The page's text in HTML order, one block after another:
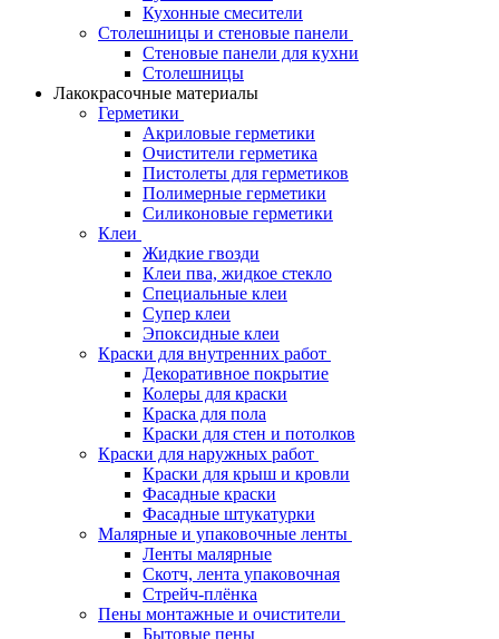
Кухонные смесители
Столешницы и стеновые панели
Стеновые панели для кухни
Столешницы
Лакокрасочные материалы
Герметики
Акриловые герметики
Очистители герметика
Пистолеты для герметиков
Полимерные герметики
Силиконовые герметики
Клеи
Жидкие гвозди
Клеи пва, жидкое стекло
Специальные клеи
Супер клеи
Эпоксидные клеи
Краски для внутренних работ
Декоративное покрытие
Колеры для краски
Краска для пола
Краски для стен и потолков
Краски для наружных работ
Краски для крыш и кровли
Фасадные краски
Фасадные штукатурки
Малярные и упаковочные ленты
Ленты малярные
Скотч, лента упаковочная
Стрейч-плёнка
Пены монтажные и очистители
Бытовые пены